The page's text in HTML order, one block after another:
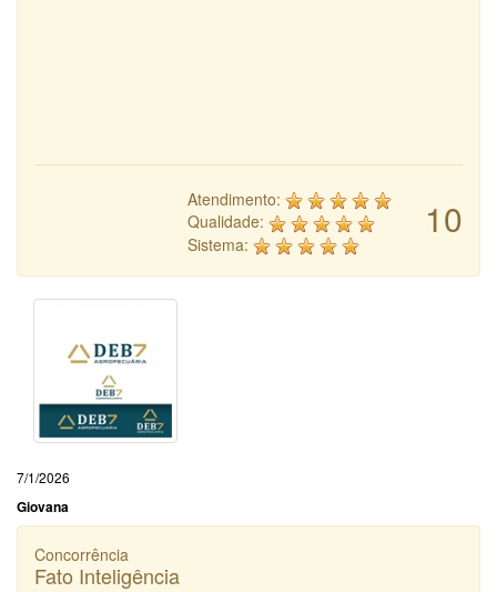
10
Atendimento:
Qualidade:
Sistema:
7/1/2026
Giovana
Concorrência
Fato Inteligência